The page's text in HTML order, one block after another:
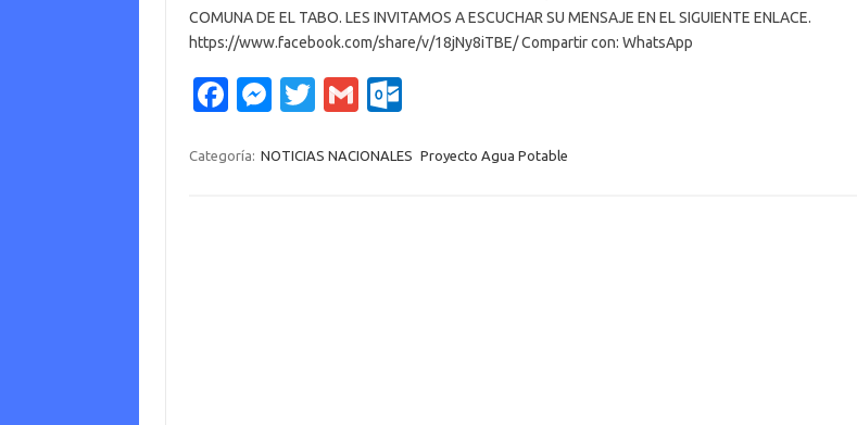
COMUNA DE EL TABO. LES INVITAMOS A ESCUCHAR SU MENSAJE EN EL SIGUIENTE ENLACE.
https://www.facebook.com/share/v/18jNy8iTBE/ Compartir con: WhatsApp
Fa
e
M
se
T
it
G
ail lo
Categoría: NOTICIAS NACIONALES Proyecto Agua Potable